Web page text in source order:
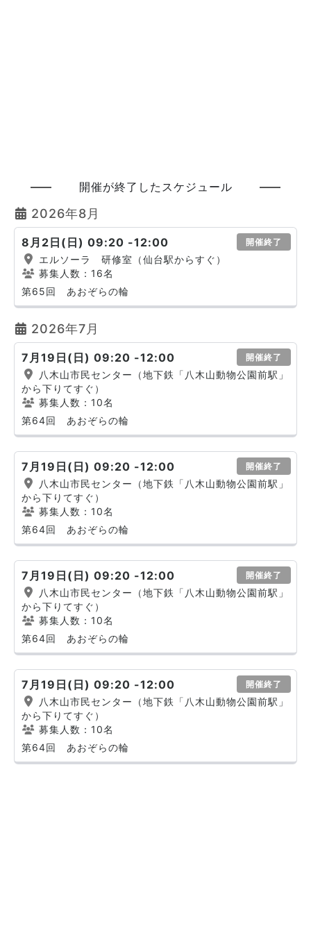
開催が終了したスケジュール
2026年8月
8月2日(日) 09:20 -12:00 開催終了
エルソーラ 研修室（仙台駅からすぐ）
募集人数：16名
第65回 あおぞらの輪
2026年7月
7月19日(日) 09:20 -12:00 開催終了
八木山市民センター（地下鉄「八木山動物公園前駅」
から下りてすぐ）
募集人数：10名
第64回 あおぞらの輪
7月19日(日) 09:20 -12:00 開催終了
八木山市民センター（地下鉄「八木山動物公園前駅」
から下りてすぐ）
募集人数：10名
第64回 あおぞらの輪
7月19日(日) 09:20 -12:00 開催終了
八木山市民センター（地下鉄「八木山動物公園前駅」
から下りてすぐ）
募集人数：10名
第64回 あおぞらの輪
7月19日(日) 09:20 -12:00 開催終了
八木山市民センター（地下鉄「八木山動物公園前駅」
から下りてすぐ）
募集人数：10名
第64回 あおぞらの輪